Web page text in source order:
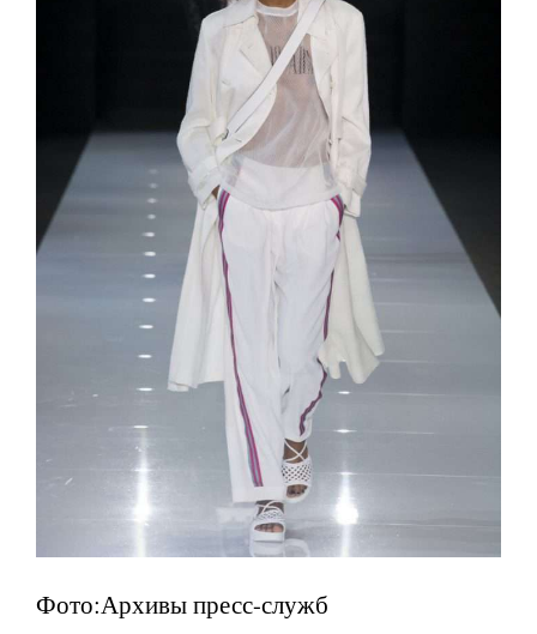
Фото:Архивы пресс-служб